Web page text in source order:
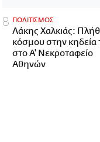
ΠΟΛΙΤΙΣΜΟΣ
Λάκης Χαλκιάς:
κόσμου στην κηδεία
στο Α' Νεκροταφείο
Αθηνών